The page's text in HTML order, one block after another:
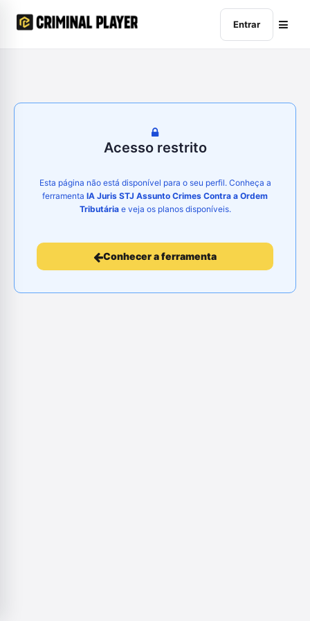
Entrar
Acesso restrito
Esta página não está disponível para o seu perfil. Conheça a
ferramenta IA Juris STJ Assunto Crimes Contra a Ordem
Tributáriae veja os planos disponíveis.
Conhecer a ferramenta